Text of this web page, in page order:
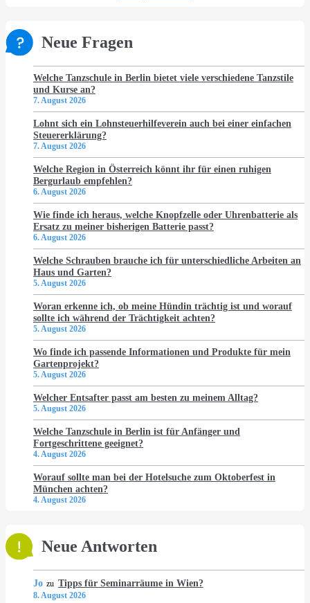
Neue Fragen
Welche Tanzschule in Berlin bietet viele verschiedene Tanzstile
und Kurse an?
7. August 2026
Lohnt sich ein Lohnsteuerhilfeverein auch bei einer einfachen
Steuererklärung?
7. August 2026
Welche Region in Österreich könnt ihr für einen ruhigen
Bergurlaub empfehlen?
6. August 2026
Wie finde ich heraus, welche Knopfzelle oder Uhrenbatterie als
Ersatz zu meiner bisherigen Batterie passt?
6. August 2026
Welche Schrauben brauche ich für unterschiedliche Arbeiten an
Haus und Garten?
5. August 2026
Woran erkenne ich, ob meine Hündin trächtig ist und worauf
sollte ich während der Trächtigkeit achten?
5. August 2026
Wo finde ich passende Informationen und Produkte für mein
Gartenprojekt?
5. August 2026
Welcher Entsafter passt am besten zu meinem Alltag?
5. August 2026
Welche Tanzschule in Berlin ist für Anfänger und
Fortgeschrittene geeignet?
4. August 2026
Worauf sollte man bei der Hotelsuche zum Oktoberfest in
München achten?
4. August 2026
Neue Antworten
Jo zu Tipps für Seminarräume in Wien?
8. August 2026